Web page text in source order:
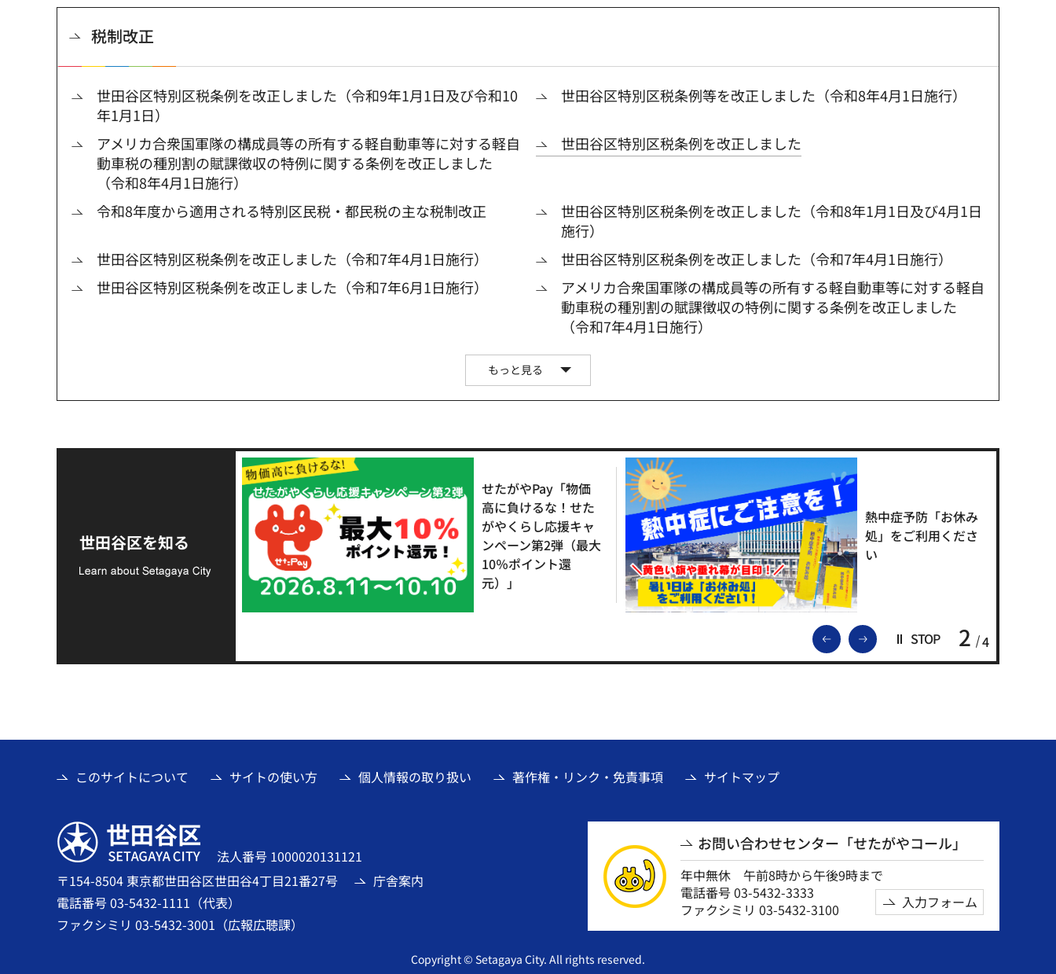
税制改正
世田谷区特別区税条例を改正しました（令和9年1月1日及び令和10
年1月1日）
世田谷区特別区税条例等を改正しました（令和8年4月1日施行）
アメリカ合衆国軍隊の構成員等の所有する軽自動車等に対する軽自
動車税の種別割の賦課徴収の特例に関する条例を改正しました
（令和8年4月1日施行）
世田谷区特別区税条例を改正しました
令和8年度から適用される特別区民税・都民税の主な税制改正
世田谷区特別区税条例を改正しました（令和8年1月1日及び4月1日
施行）
世田谷区特別区税条例を改正しました（令和7年4月1日施行）
世田谷区特別区税条例を改正しました（令和7年4月1日施行）
世田谷区特別区税条例を改正しました（令和7年6月1日施行）
アメリカ合衆国軍隊の構成員等の所有する軽自動車等に対する軽自
動車税の種別割の賦課徴収の特例に関する条例を改正しました
（令和7年4月1日施行）
もっと見る
世田谷区を知る
前のスライドを表示
次のスライドを表示
STOP 2 4
支援金の募集につい
て
せたがやPay「物価
高に負けるな！せた
がやくらし応援キャ
ンペーン第2弾（最大
10％ポイント還
元）」
熱中症予防「お休み
処」をご利用くださ
い
このサイトについて サイトの使い方 個人情報の取り扱い 著作権・リンク・免責事項 サイトマップ
世田谷区
法人番号 1000020131121
〒154-8504 東京都世田谷区世田谷4丁目21番27号
電話番号 03-5432-1111（代表）
ファクシミリ 03-5432-3001（広報広聴課）
庁舎案内
お問い合わせセンター「せたがやコール」
年中無休 午前8時から午後9時まで
電話番号 03-5432-3333
ファクシミリ 03-5432-3100
入力フォーム
Copyright © Setagaya City. All rights reserved.